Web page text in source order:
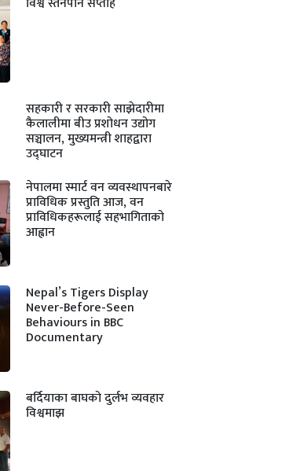
सहकारी र सरकारी साझेदारीमा
कैलालीमा बीउ प्रशोधन उद्योग
सञ्चालन, मुख्यमन्त्री शाहद्वारा
उद्घाटन
नेपालमा स्मार्ट वन व्यवस्थापनबारे
प्राविधिक प्रस्तुति आज, वन
प्राविधिकहरूलाई सहभागिताको
आह्वान
Nepal’s Tigers Display
Never-Before-Seen
Behaviours in BBC
Documentary
बर्दियाका बाघको दुर्लभ व्यवहार
विश्वमाझ